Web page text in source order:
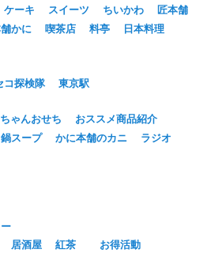
ケーキ スイーツ ちいかわ
匠本舗
かに 喫茶店 料亭
日本料理
コ探検隊
東京駅
ゃんおせち
おススメ商品紹介
スープ かに本舗のカニ
ラジオ
居酒屋 紅茶
お得活動